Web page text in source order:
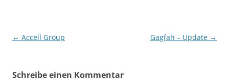
Beitragsnavigation
← Accell Group Gagfah – Update →
Schreibe einen Kommentar